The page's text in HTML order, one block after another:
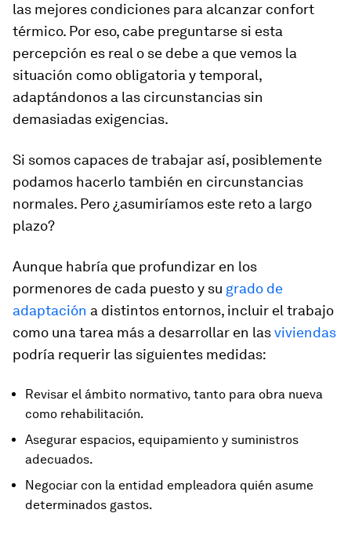
las mejores condiciones para alcanzar confort
térmico. Por eso, cabe preguntarse si esta
percepción es real o se debe a que vemos la
situación como obligatoria y temporal,
adaptándonos a las circunstancias sin
demasiadas exigencias.
Si somos capaces de trabajar así, posiblemente
podamos hacerlo también en circunstancias
normales. Pero ¿asumiríamos este reto a largo
plazo?
Aunque habría que profundizar en los
pormenores de cada puesto y su grado de
adaptación a distintos entornos, incluir el trabajo
como una tarea más a desarrollar en lasviviendas
podría requerir las siguientes medidas:
Revisar el ámbito normativo, tanto para obra nueva
como rehabilitación.
Asegurar espacios, equipamiento y suministros
adecuados.
Negociar con la entidad empleadora quién asume
determinados gastos.